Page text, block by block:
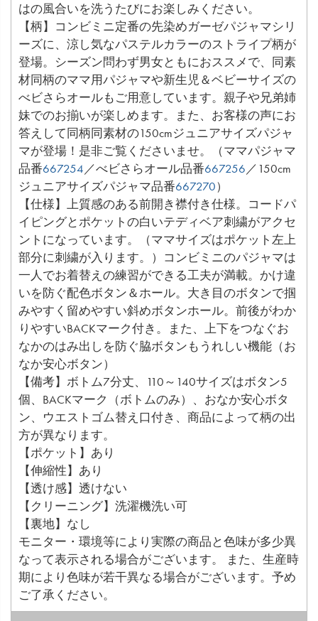
はの風合いを洗うたびにお楽しみください。
【柄】コンビミニ定番の先染めガーゼパジャマシリ
ーズに、涼し気なパステルカラーのストライプ柄が
登場。シーズン問わず男女ともにおススメで、同素
材同柄のママ用パジャマや新生児＆ベビーサイズの
べビさらオールもご用意しています。親子や兄弟姉
妹でのお揃いが楽しめます。また、お客様の声にお
答えして同柄同素材の150cmジュニアサイズパジャ
マが登場！是非ご覧くださいませ。（ママパジャマ
品番667254 ／べビさらオール品番667256 ／150cm
ジュニアサイズパジャマ品番667270）
【仕様】上質感のある前開き襟付き仕様。コードパ
イピングとポケットの白いテディベア刺繍がアクセ
ントになっています。（ママサイズはポケット左上
部分に刺繍が入ります。）コンビミニのパジャマは
一人でお着替えの練習ができる工夫が満載。かけ違
いを防ぐ配色ボタン＆ホール。大き目のボタンで掴
みやすく留めやすい斜めボタンホール。前後がわか
りやすいBACKマーク付き。また、上下をつなぐお
なかのはみ出しを防ぐ脇ボタンもうれしい機能（お
なか安心ボタン）
【備考】ボトム7分丈、110～140サイズはボタン5
個、BACKマーク（ボトムのみ）、おなか安心ボタ
ン、ウエストゴム替え口付き、商品によって柄の出
方が異なります。
【ポケット】あり
【伸縮性】あり
【透け感】透けない
【クリーニング】洗濯機洗い可
【裏地】なし
モニター・環境等により実際の商品と色味が多少異
なって表示される場合がございます。 また、生産時
期により色味が若干異なる場合がございます。予め
ご了承ください。